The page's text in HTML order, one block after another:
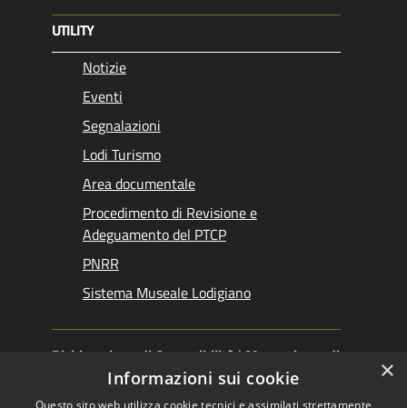
UTILITY
Notizie
Eventi
Segnalazioni
Lodi Turismo
Area documentale
Procedimento di Revisione e
Adeguamento del PTCP
PNRR
Sistema Museale Lodigiano
Dichiarazione di Accessibilità | Meccanismo di
Feedback|Obiettivi accessibilità ×
Informazioni sui cookie
Questo sito web utilizza cookie tecnici e assimilati strettamente